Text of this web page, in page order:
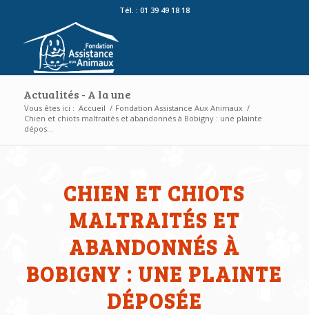
Tél. : 01 39 49 18 18
Actualités - A la une
Vous êtes ici : Accueil / Fondation Assistance Aux Animaux /
Chien et chiots maltraités et abandonnés à Bobigny : une plainte
dépos...
CHIEN ET CHIOTS
MALTRAITÉS ET
ABANDONNÉS À
BOBIGNY : UNE PLAINTE
DÉPOSÉE